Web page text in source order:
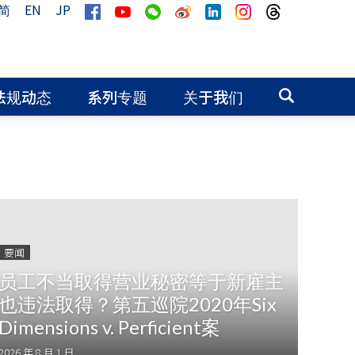
EN JP
规动态 系列专题 关于我们
要闻
工不当取得营业秘密等于新雇主
违法取得？第五巡院2020年Six
v. Perficient案